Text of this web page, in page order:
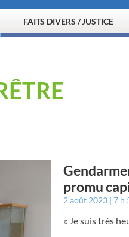
FAITS DIVERS / JUSTICE
promu
2 août 2023 7 h
« Je suis très